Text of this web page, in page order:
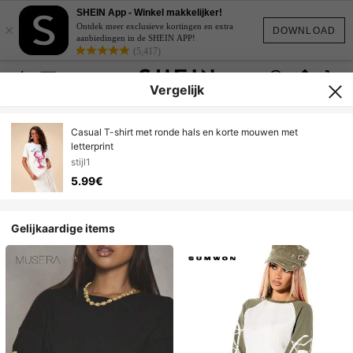
DOWNLOAD
×
SHEIN App - Winkel makkelijker!
Ontdek meer exclusieve kortingen en extra
aanbiedingen in de SHEIN APP!
(5,417)
Vergelijk
Casual T-shirt met ronde hals en korte mouwen met
letterprint
stijl1
5.99€
Gelijkaardige items